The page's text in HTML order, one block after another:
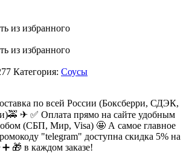
из избранного
из избранного
Категория: Соусы
по всей России (Боксберри, СДЭК,
✈ ✅ Оплата прямо на сайте удобным
(СБП, Мир, Visa) 🤩 А самое главное
"telegram" доступна скидка 5% на
➕ 🎁 в каждом заказе!